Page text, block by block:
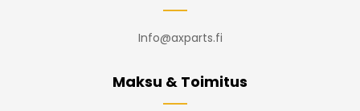
Info@axparts.fi
Maksu & Toimitus